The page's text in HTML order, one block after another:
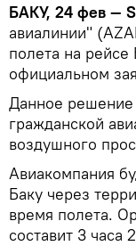
БАКУ, 24 фев —
авиалинии"
полета на рейсе
официальном
Данное решение
гражданской
воздушного
Авиакомпания
Баку через
время полета.
составит 3 часа